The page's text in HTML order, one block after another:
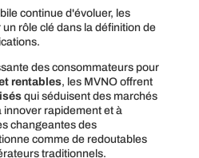
continue d'évoluer, les
rôle clé dans la définition de
des consommateurs pour
rentables, les MVNO offrent
qui séduisent des marchés
rapidement et à
changeantes des
comme de redoutables
traditionnels.